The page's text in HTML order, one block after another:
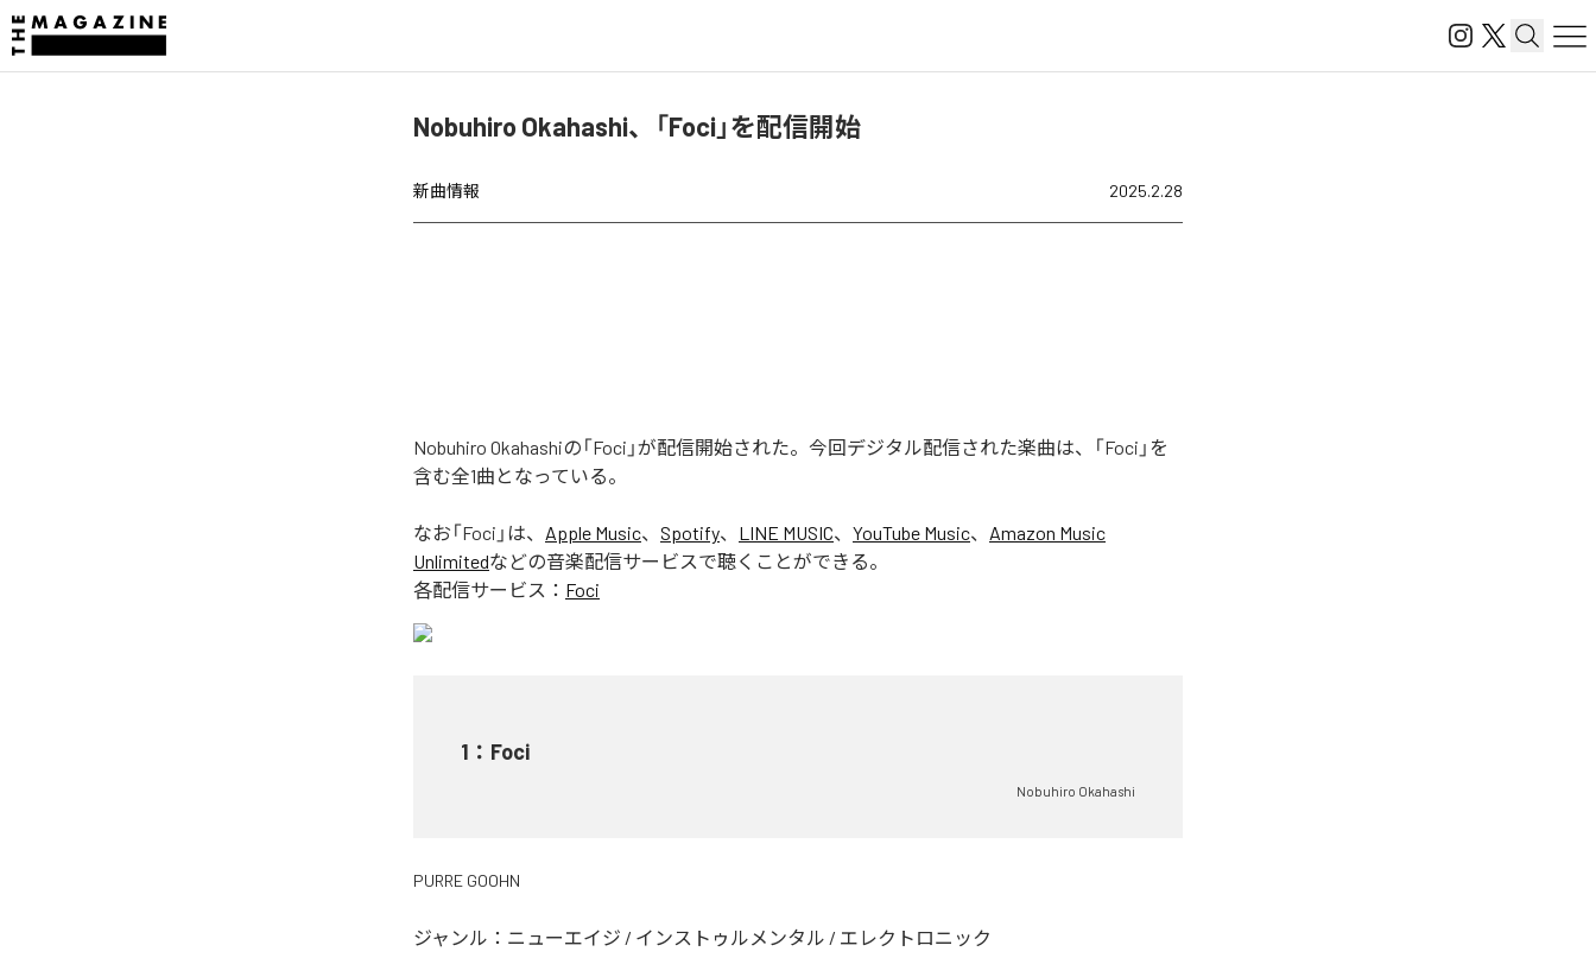
Nobuhiro Okahashi、「Foci」を配信開始
新曲情報 2025.2.28
Nobuhiro Okahashiの「Foci」が配信開始された。今回デジタル配信された楽曲は、「Foci」を
含む全1曲となっている。
なお「Foci 」は、 Apple Music、 Spotify、 LINE MUSIC、 YouTube Music、 Amazon Music
Unlimitedなどの音楽配信サービスで聴くことができる。
各配信サービス： Foci
1 ： Foci
Nobuhiro Okahashi
PURRE GOOHN
ジャンル： ニューエイジ / インストゥルメンタル / エレクトロニック